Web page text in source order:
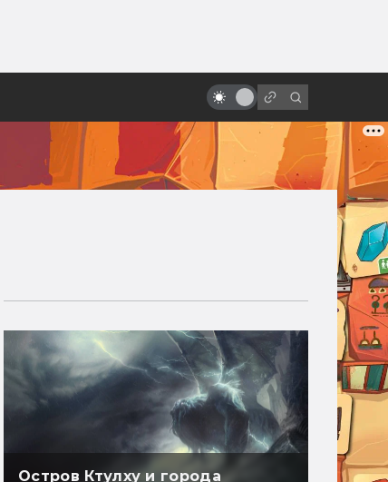
эпохи
Остров Ктулху и города